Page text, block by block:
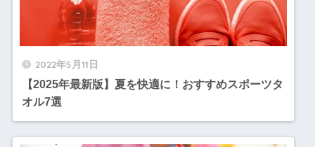
2022年5月11日
【2025年最新版】夏を快適に！おすすめスポーツタ
オル7選